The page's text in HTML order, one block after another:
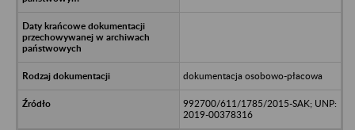
dokumentacja osobowo-płacowa
992700/611/1785/2015-SAK; UNP:
2019-00378316